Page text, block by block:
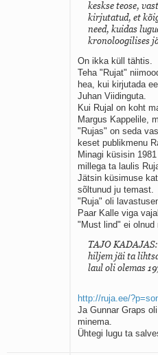
keskse teose,
kirjutatud, et
need, kuidas
kronoloogilises
On ikka küll tähtis.
Teha "Rujat"
hea, kui kirjutada
Juhan Viidinguta.
Kui Rujal on koht
Margus Kappelile,
"Rujas" on seda
keset publikmenu
Minagi küsisin
millega ta laulis
Jätsin küsimuse
sõltunud ju temast.
"Ruja" oli
Paar Kalle viga
"Must lind" ei olnud
TAJO
hiljem jäi ta
laul oli olemas
http://ruja.ee/
Ja Gunnar Graps
minema.
Ühtegi lugu ta